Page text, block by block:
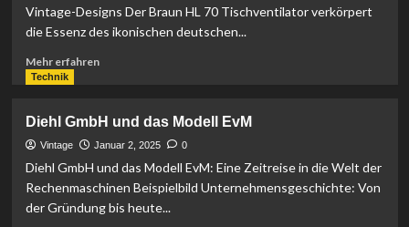
Vintage-Designs Der Braun HL 70 Tischventilator verkörpert
die Essenz des ikonischen deutschen...
Mehr erfahrenMehr
HL
70
Tischventilator
Technik
Diehl GmbH und das Modell EvM
Vintage Januar 2, 2025 0
Diehl GmbH und das Modell EvM: Eine Zeitreise in die Welt der
Rechenmaschinen Beispielbild Unternehmensgeschichte: Von
der Gründung bis heute...